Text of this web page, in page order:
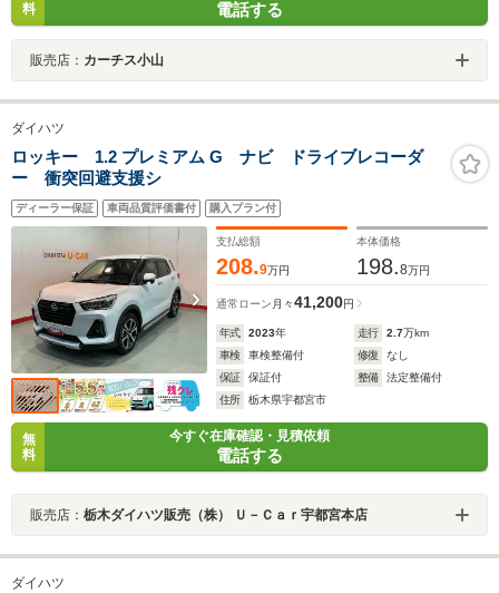
料
電話する
販売店： カーチス小山
ダイハツ
ロッキー 1.2 プレミアム G ナビ ドライブレコーダ
ー 衝突回避支援シ
ディーラー保証 車両品質評価書付 購入プラン付
支払総額
208.9万円
本体価格
198.8万円
通常ローン 月々41,200円
年式 2023年 走行 2.7万km
車検
車検整備付 修復
なし
保証
保証付 整備
法定整備付
住所
栃木県宇都宮市
無
料
今すぐ在庫確認・見積依頼
電話する
販売店： 栃木ダイハツ販売（株） Ｕ－Ｃａｒ宇都宮本店
ダイハツ